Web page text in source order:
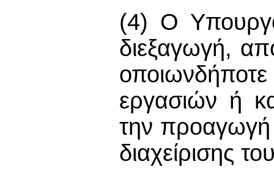
(4) Ο
διεξαγωγή,
εργασιών ή
την προαγωγή
διαχείρισης